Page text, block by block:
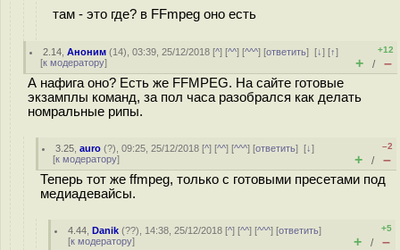
там - это где? в FFmpeg оно есть
2.14 ,Аноним (14), 03:39, 25/12/2018 [^] [^^] [^^^] [ответить][↓] [↑]
[к модератору]
+12
+ / –
А нафига оно? Есть же FFMPEG. На сайте готовые
экзамплы команд, за пол часа разобрался как делать
номральные рипы.
3.25 ,auro (?), 09:25, 25/12/2018 [^] [^^] [^^^] [ответить][↓]
[к модератору]
–2
+ / –
Теперь тот же ffmpeg, только с готовыми пресетами под
медиадевайсы.
4.44 ,Danik (??), 14:38, 25/12/2018 [^] [^^] [^^^] [ответить]
[к модератору]
+5
+ / –